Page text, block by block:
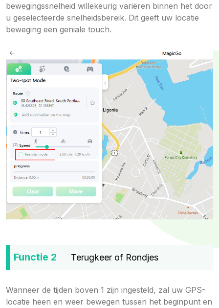
bewegingssnelheid willekeurig variëren binnen het door
u geselecteerde snelheidsbereik. Dit geeft uw locatie
beweging een geniale touch.
Functie 2 Terugkeer of Rondjes
Wanneer de tijden boven 1 zijn ingesteld, zal uw GPS-
locatie heen en weer bewegen tussen het beginpunt en